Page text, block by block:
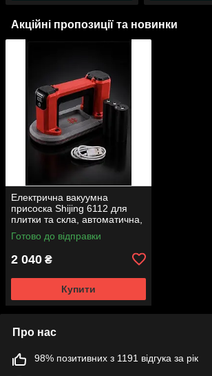
Акційні пропозиції та новинки
Електрична вакуумна
присоска Shijing 6112 для
плитки та скла, автоматична,
2 акумулятори
Готово до відправки
2 040 ₴
Купити
Про нас
98% позитивних з 1191 відгука за рік